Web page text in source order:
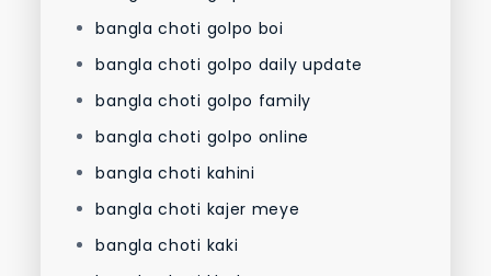
bangla choti golpo boi
bangla choti golpo daily update
bangla choti golpo family
bangla choti golpo online
bangla choti kahini
bangla choti kajer meye
bangla choti kaki